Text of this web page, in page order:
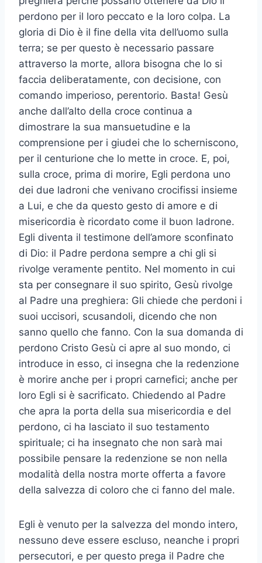
perdono per il loro peccato e la loro colpa. La
gloria di Dio è il fine della vita dell’uomo sulla
terra; se per questo è necessario passare
attraverso la morte, allora bisogna che lo si
faccia deliberatamente, con decisione, con
comando imperioso, perentorio. Basta! Gesù
anche dall’alto della croce continua a
dimostrare la sua mansuetudine e la
comprensione per i giudei che lo scherniscono,
per il centurione che lo mette in croce. E, poi,
sulla croce, prima di morire, Egli perdona uno
dei due ladroni che venivano crocifissi insieme
a Lui, e che da questo gesto di amore e di
misericordia è ricordato come il buon ladrone.
Egli diventa il testimone dell’amore sconfinato
di Dio: il Padre perdona sempre a chi gli si
rivolge veramente pentito. Nel momento in cui
sta per consegnare il suo spirito, Gesù rivolge
al Padre una preghiera: Gli chiede che perdoni i
suoi uccisori, scusandoli, dicendo che non
sanno quello che fanno. Con la sua domanda di
perdono Cristo Gesù ci apre al suo mondo, ci
introduce in esso, ci insegna che la redenzione
è morire anche per i propri carnefici; anche per
loro Egli si è sacrificato. Chiedendo al Padre
che apra la porta della sua misericordia e del
perdono, ci ha lasciato il suo testamento
spirituale; ci ha insegnato che non sarà mai
possibile pensare la redenzione se non nella
modalità della nostra morte offerta a favore
della salvezza di coloro che ci fanno del male.
Egli è venuto per la salvezza del mondo intero,
nessuno deve essere escluso, neanche i propri
persecutori, e per questo prega il Padre che